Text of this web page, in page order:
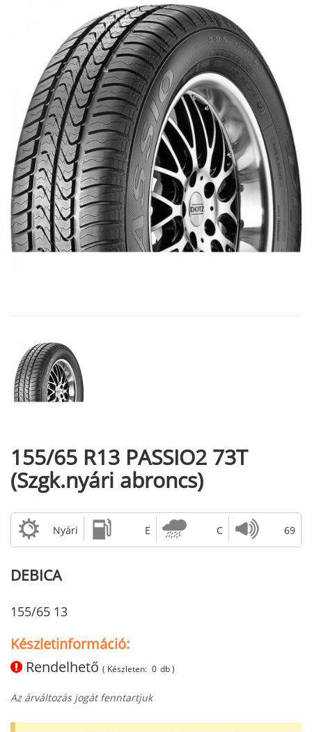
155/65 R13 PASSIO2 73T
(Szgk.nyári abroncs)
Nyári E C 69
DEBICA
155/65 13
Készletinformáció:
Rendelhető ( Készleten: 0 db )
Az árváltozás jogát fenntartjuk